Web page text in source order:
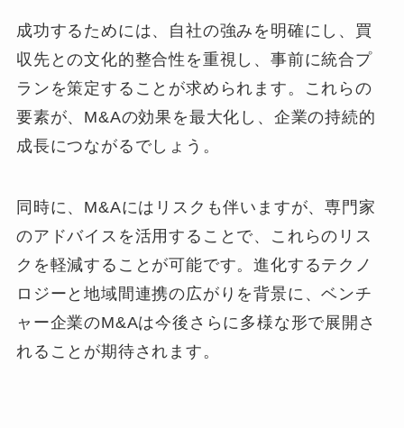
成功するためには、自社の強みを明確にし、買
収先との文化的整合性を重視し、事前に統合プ
ランを策定することが求められます。これらの
要素が、M&Aの効果を最大化し、企業の持続的
成長につながるでしょう。
同時に、M&Aにはリスクも伴いますが、専門家
のアドバイスを活用することで、これらのリス
クを軽減することが可能です。進化するテクノ
ロジーと地域間連携の広がりを背景に、ベンチ
ャー企業のM&Aは今後さらに多様な形で展開さ
れることが期待されます。